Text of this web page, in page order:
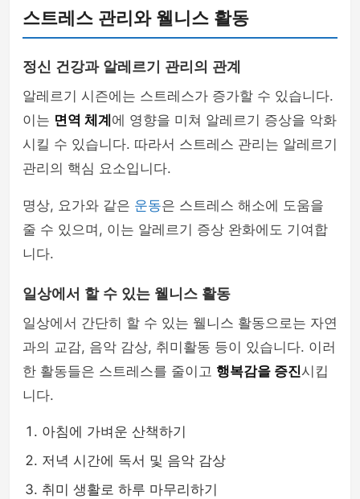
스트레스 관리와 웰니스 활동
정신 건강과 알레르기 관리의 관계
알레르기 시즌에는 스트레스가 증가할 수 있습니다.
이는 면역 체계 에 영향을 미쳐 알레르기 증상을 악화
시킬 수 있습니다. 따라서 스트레스 관리는 알레르기
관리의 핵심 요소입니다.
명상, 요가와 같은 운동은 스트레스 해소에 도움을
줄 수 있으며, 이는 알레르기 증상 완화에도 기여합
니다.
일상에서 할 수 있는 웰니스 활동
일상에서 간단히 할 수 있는 웰니스 활동으로는 자연
과의 교감, 음악 감상, 취미활동 등이 있습니다. 이러
한 활동들은 스트레스를 줄이고 행복감을 증진시킵
니다.
아침에 가벼운 산책하기
저녁 시간에 독서 및 음악 감상
취미 생활로 하루 마무리하기